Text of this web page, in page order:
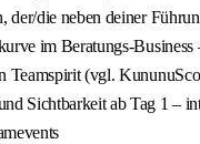
der/die neben deiner
im Beratungs-
Teamspirit (vgl.
Sichtbarkeit ab Tag 1 –